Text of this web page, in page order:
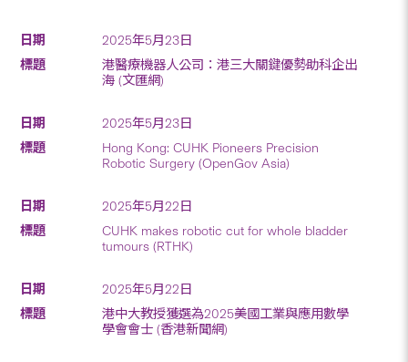
2025年5月23日
港醫療機器人公司：港三大關鍵優勢助科企出
海 (文匯網)
2025年5月23日
Hong Kong: CUHK Pioneers Precision
Robotic Surgery (OpenGov Asia)
2025年5月22日
CUHK makes robotic cut for whole bladder
tumours (RTHK)
2025年5月22日
港中大教授獲選為2025美國工業與應用數學
學會會士 (香港新聞網)